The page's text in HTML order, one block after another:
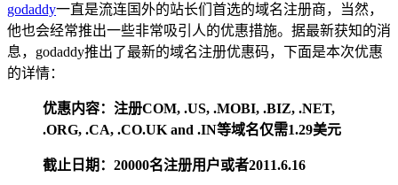
godaddy一直是流连国外的站长们首选的域名注册商，当然，
他也会经常推出一些非常吸引人的优惠措施。据最新获知的消
息，godaddy推出了最新的域名注册优惠码，下面是本次优惠
的详情：
优惠内容：注册COM, .US, .MOBI, .BIZ, .NET,
.ORG, .CA, .CO.UK and .IN等域名仅需1.29美元
截止日期：20000名注册用户或者2011.6.16